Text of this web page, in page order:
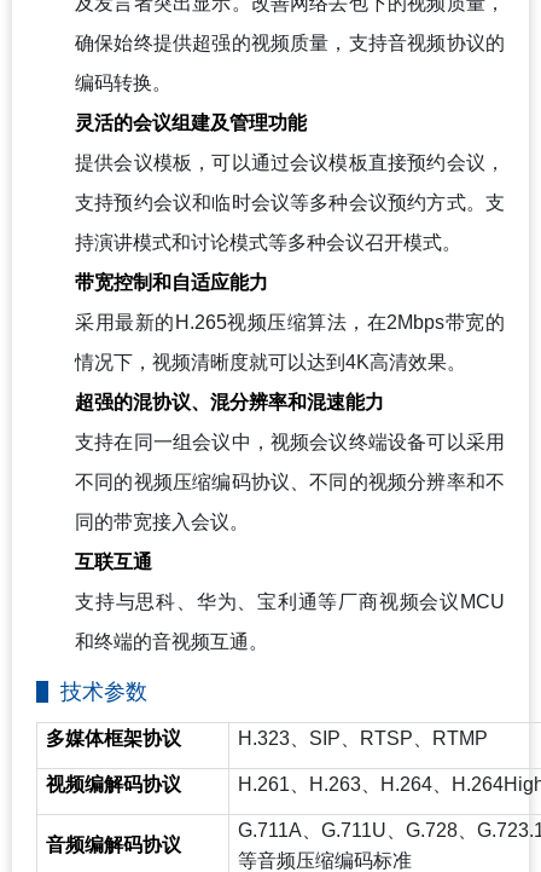
确保始终提供超强的视频质量，支持音视频协议的
编码转换。
灵活的会议组建及管理功能
提供会议模板，可以通过会议模板直接预约会议，
支持预约会议和临时会议等多种会议预约方式。支
持演讲模式和讨论模式等多种会议召开模式。
带宽控制和自适应能力
采用最新的H.265视频压缩算法，在2Mbps带宽的
情况下，视频清晰度就可以达到4K高清效果。
超强的混协议、混分辨率和混速能力
支持在同一组会议中，视频会议终端设备可以采用
不同的视频压缩编码协议、不同的视频分辨率和不
同的带宽接入会议。
互联互通
支持与思科、华为、宝利通等厂商视频会议MCU
和终端的音视频互通。
技术参数
多媒体框架协议 H.323 、SIP、RTSP、RTMP
视频编解码协议 H.261 、H.263、H.264、
音频编解码协议
G.711A 、G.711U、G.728、
等音频压缩编码标准